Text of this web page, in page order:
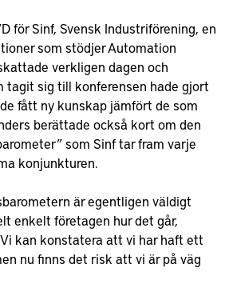
för Sinf, Svensk Industriförening, en
som stödjer Automation
verkligen dagen och
tagit sig till konferensen hade gjort
fått ny kunskap jämfört de som
berättade också kort om den
som Sinf tar fram varje
konjunkturen.
är egentligen väldigt
enkelt företagen hur det går,
kan konstatera att vi har haft ett
nu finns det risk att vi är på väg